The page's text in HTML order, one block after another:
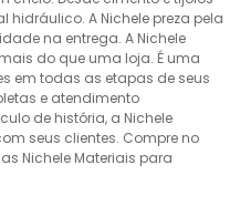
hidráulico. A Nichele preza pela
na entrega. A Nichele
do que uma loja. É uma
em todas as etapas de seus
e atendimento
de história, a Nichele
seus clientes. Compre no
Nichele Materiais para